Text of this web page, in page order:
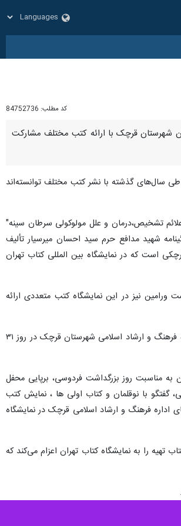
کد مطلب: 84752736
شهرستان قرچک با ارائه کتب مختلف مشارکت
سال‌های گذشته با نشر کتب مختلف توانسته‌اند
تشخیص،درمان و علل مولوکولی سرطان سینه"
شهید مدافع حرم سید احسان میرسیار تألیف
است که در نمایشگاه بین المللی کتاب تهران
نیز در این نمایشگاه کتب متعددی ارائه
وی با اشاره به مشارکت اداره کل فرهنگ و ارشاد اسلامی استان تهران و ادارات تابعه شهرستان‌ها در نمایشگاه کتاب تهران اظهار داشت: اداره فرهنگ و ارشاد اسلامی شهرستان قرچک در روز ۳۱
به مناسبت روز بزرگداشت فردوسی، برپایی محفل
گفتگو با نوقلمان و کتاب اولی ها ، نمایش کتب
اداره فرهنگ و ارشاد اسلامی قرچک در نمایشگاه
را به نمایشگاه کتاب تهران اعزام می‌کند که